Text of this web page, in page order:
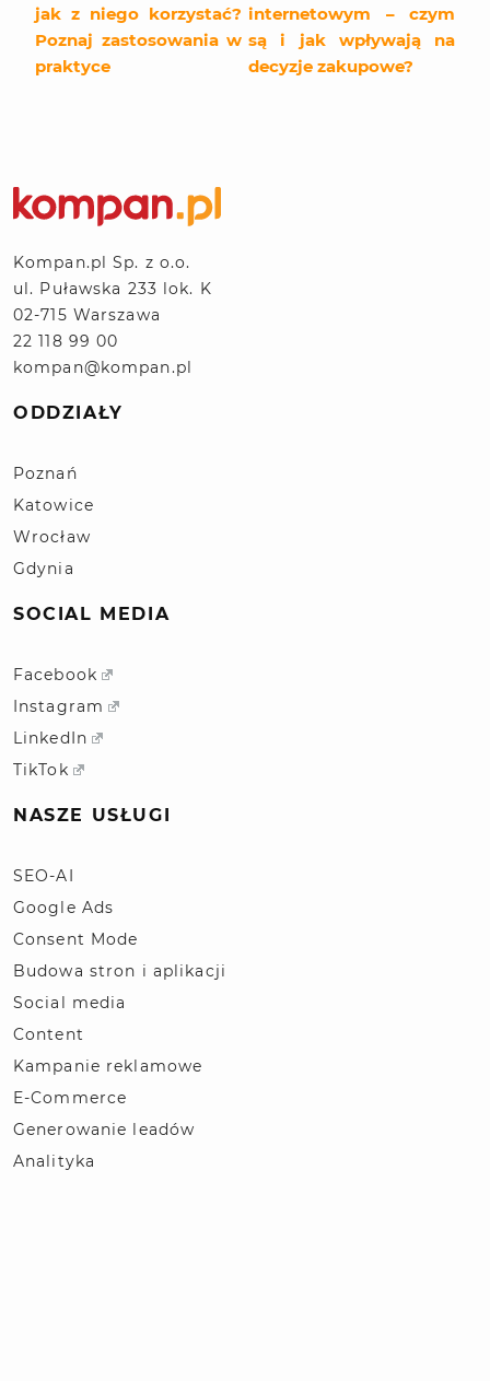
jak z niego korzystać?
Poznaj zastosowania w
praktyce
internetowym – czym
są i jak wpływają na
decyzje zakupowe?
Kompan.pl Sp. z o.o.
ul. Puławska 233 lok. K
02-715 Warszawa
22 118 99 00
kompan@kompan.pl
ODDZIAŁY
Poznań
Katowice
Wrocław
Gdynia
SOCIAL MEDIA
Facebook
Instagram
LinkedIn
TikTok
NASZE USŁUGI
SEO-AI
Google Ads
Consent Mode
Budowa stron i aplikacji
Social media
Content
Kampanie reklamowe
E-Commerce
Generowanie leadów
Analityka